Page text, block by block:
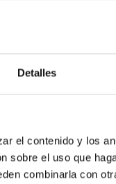
Detalles
el contenido y los
sobre el uso que
combinarla con
25
AMPLIAR TABLA